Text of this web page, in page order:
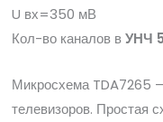
U вх=350 мВ
Кол-во каналов вУНЧ
Микросхема TDA7265
телевизоров. Простая